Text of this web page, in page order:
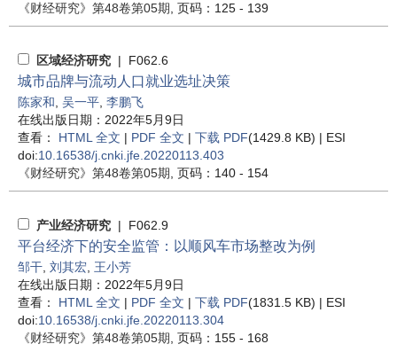
《财经研究》 第48卷第05期 , 页码：125 - 139
区域经济研究 | F062.6
城市品牌与流动人口就业选址决策
陈家和 吴一平 李鹏飞
在线出版日期：2022年5月9日
查看： HTML 全文 | PDF 全文 | 下载 PDF(1429.8 KB) | ESI
doi:10.16538/j.cnki.jfe.20220113.403
《财经研究》 第48卷第05期 , 页码：140 - 154
产业经济研究 | F062.9
平台经济下的安全监管：以顺风车市场整改为例
邹干 刘其宏 王小芳
在线出版日期：2022年5月9日
查看： HTML 全文 | PDF 全文 | 下载 PDF(1831.5 KB) | ESI
doi:10.16538/j.cnki.jfe.20220113.304
《财经研究》 第48卷第05期 , 页码：155 - 168